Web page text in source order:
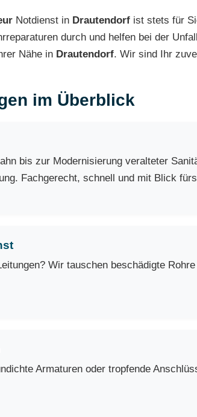
Notdienst in Drautendorf ist stets für
durch und helfen bei der
Nähe in Drautendorf. Wir sind Ihr
im Überblick
bis zur Modernisierung veralteter
Fachgerecht, schnell und mit Blick
Wir tauschen beschädigte
Armaturen oder tropfende